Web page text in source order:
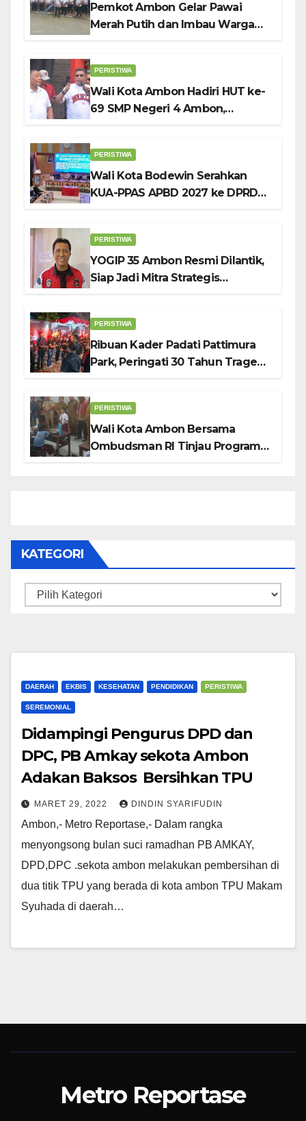
Pemkot Ambon Gelar Pawai
Merah Putih dan Imbau Warga
PERISTIWA
Wali Kota Ambon Hadiri HUT ke-
69 SMP Negeri 4 Ambon,
PERISTIWA
Wali Kota Bodewin Serahkan
KUA-PPAS APBD 2027 ke DPRD
PERISTIWA
YOGIP 35 Ambon Resmi Dilantik,
Siap Jadi Mitra Strategis
PERISTIWA
Ribuan Kader Padati Pattimura
Park, Peringati 30 Tahun Tragedi
PERISTIWA
Wali Kota Ambon Bersama
Ombudsman RI Tinjau Program
KATEGORI
Kategori
DAERAH EKBIS KESEHATAN PENDIDIKAN PERISTIWA
SEREMONIAL
Didampingi Pengurus DPD dan
DPC, PB Amkay sekota Ambon
Adakan Baksos Bersihkan TPU
MARET 29, 2022 DINDIN SYARIFUDIN
Ambon,- Metro Reportase,- Dalam rangka
menyongsong bulan suci ramadhan PB AMKAY,
DPD,DPC .sekota ambon melakukan pembersihan di
dua titik TPU yang berada di kota ambon TPU Makam
Syuhada di daerah…
Metro Reportase